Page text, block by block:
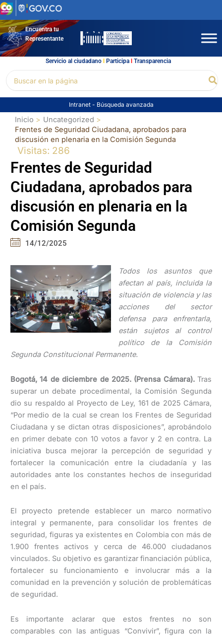
Ir
al
contenidoEncuentra tu
Representante
Servicio al ciudadano l Participal Transparencia
por:
Intranet - Búsqueda avanzada
Inicio
Uncategorized
Frentes de Seguridad Ciudadana, aprobados para
discusión en plenaria en la Comisión Segunda
Visitas: 286
Frentes de Seguridad
Ciudadana, aprobados para
discusión en plenaria en la
Comisión Segunda
14/12/2025
Todos los asuntos que
afectan al país, incluida la
situación de violencia y las
acciones del sector
defensa para enfrentarla,
están sujetos al control
político de la Comisión
Segunda Constitucional Permanente.
Bogotá, 14 de diciembre de 2025. (Prensa Cámara). Tras
superar un debate procedimental, la Comisión Segunda
dio su respaldo al Proyecto de Ley, 161 de 2025 Cámara,
“Por medio de la cual se crean los Frentes de Seguridad
Ciudadana y se dictan otras disposiciones”, aprobándolo
en primer debate con 10 votos a favor y 2 en contra. La
iniciativa busca mejorar la percepción de seguridad y
fortalecer la comunicación entre la ciudadanía y las
autoridades ante los constantes hechos de inseguridad
en el país.
El proyecto pretende establecer un marco normativo
integral y permanente, para consolidar los frentes de
seguridad, figuras ya existentes en Colombia con más de
1.900 frentes activos y cerca de 46.000 ciudadanos
vinculados. Su objetivo es garantizar financiación pública,
fortalecer su funcionamiento e involucrar más a la
comunidad en la prevención y solución de problemáticas
de seguridad.
Es importante aclarar que estos frentes no son
comparables con las antiguas “Convivir”, figura con la